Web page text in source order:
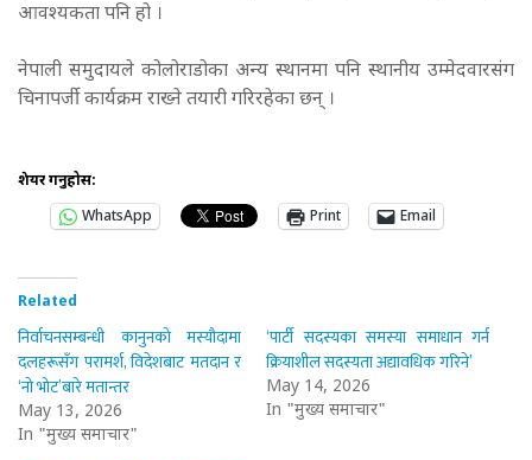
आवश्यकता पनि हो ।
नेपाली समुदायले कोलोराडोका अन्य स्थानमा पनि स्थानीय उम्मेदवारसंग
चिनापर्जी कार्यक्रम राख्ने तयारी गरिरहेका छन् ।
शेयर गर्नुहोस:
WhatsApp
Print Email
Related
निर्वाचनसम्बन्धी कानुनको मस्यौदामा
दलहरूसँग परामर्श, विदेशबाट मतदान र
‘नो भोट’बारे मतान्तर
May 13, 2026
In "मुख्य समाचार"
‘पार्टी सदस्यका समस्या समाधान गर्न
क्रियाशील सदस्यता अद्यावधिक गरिने’
May 14, 2026
In "मुख्य समाचार"